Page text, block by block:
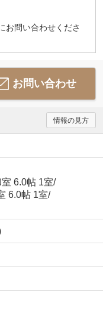
お問い合わせくださ
お問い合わせ
情報の見方
6.0帖 1室/
6.0帖 1室/